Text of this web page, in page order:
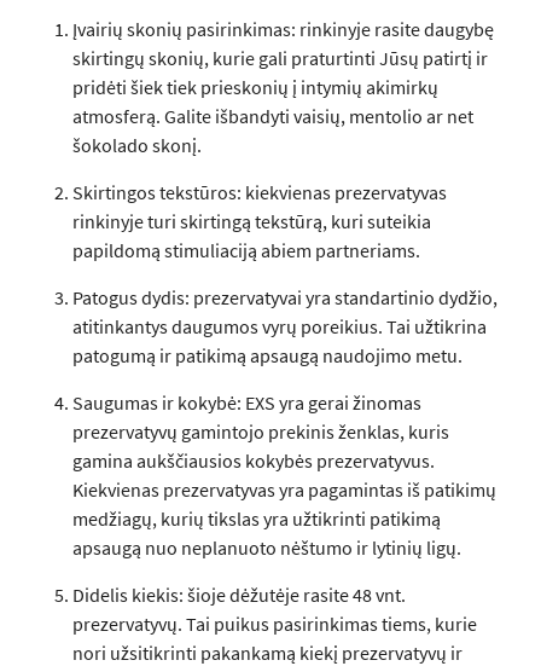
Įvairių skonių pasirinkimas: rinkinyje rasite daugybę
skirtingų skonių, kurie gali praturtinti Jūsų patirtį ir
pridėti šiek tiek prieskonių į intymių akimirkų
atmosferą. Galite išbandyti vaisių, mentolio ar net
šokolado skonį.
Skirtingos tekstūros: kiekvienas prezervatyvas
rinkinyje turi skirtingą tekstūrą, kuri suteikia
papildomą stimuliaciją abiem partneriams.
Patogus dydis: prezervatyvai yra standartinio dydžio,
atitinkantys daugumos vyrų poreikius. Tai užtikrina
patogumą ir patikimą apsaugą naudojimo metu.
Saugumas ir kokybė: EXS yra gerai žinomas
prezervatyvų gamintojo prekinis ženklas, kuris
gamina aukščiausios kokybės prezervatyvus.
Kiekvienas prezervatyvas yra pagamintas iš patikimų
medžiagų, kurių tikslas yra užtikrinti patikimą
apsaugą nuo neplanuoto nėštumo ir lytinių ligų.
Didelis kiekis: šioje dėžutėje rasite 48 vnt.
prezervatyvų. Tai puikus pasirinkimas tiems, kurie
nori užsitikrinti pakankamą kiekį prezervatyvų ir